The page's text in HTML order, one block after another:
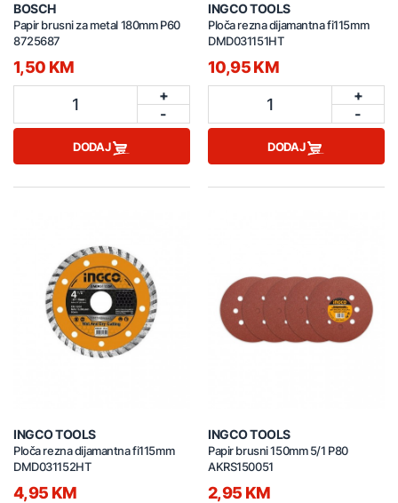
BOSCH
Papir brusni za metal 180mm P60
8725687
1,50 KM
1
+
-
DODAJ
INGCO TOOLS
Ploča rezna dijamantna fi115mm
DMD031151HT
10,95 KM
1
+
-
DODAJ
INGCO TOOLS
Ploča rezna dijamantna fi115mm
DMD031152HT
4,95 KM
INGCO TOOLS
Papir brusni 150mm 5/1 P80
AKRS150051
2,95 KM